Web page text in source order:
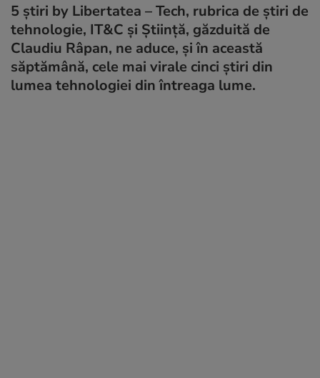
5 știri by Libertatea – Tech, rubrica de știri de
tehnologie, IT&C și Știință, găzduită de
Claudiu Râpan, ne aduce, și în această
săptămână, cele mai virale cinci știri din
lumea tehnologiei din întreaga lume.